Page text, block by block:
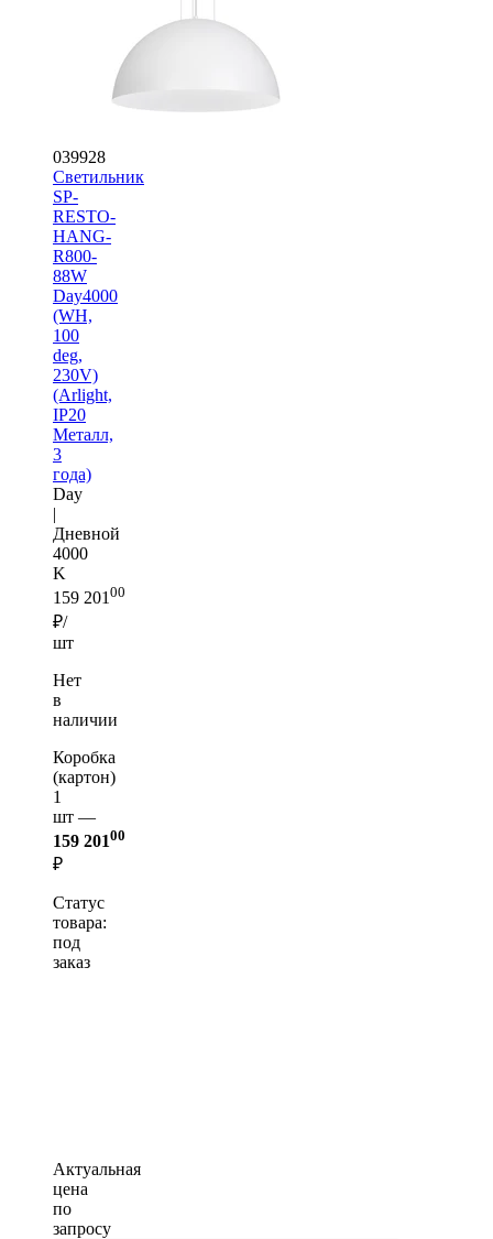
039928
Светильник
SP-
RESTO-
HANG-
R800-
88W
Day4000
(WH,
100
deg,
230V)
(Arlight,
IP20
Металл,
3
года)
Day
|
Дневной
4000
K
159 20100
₽/
шт
Нет
в
наличии
Коробка
(картон)
1
шт —
159 20100
₽
Статус
товара:
под
заказ
Актуальная
цена
по
запросу